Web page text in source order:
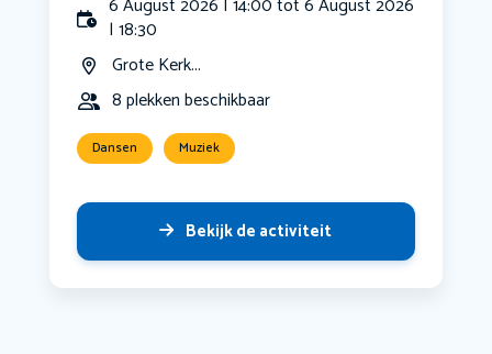
6 August 2026 | 14:00 tot 6 August 2026
| 18:30
Grote Kerk...
8 plekken beschikbaar
Dansen Muziek
Bekijk de activiteit